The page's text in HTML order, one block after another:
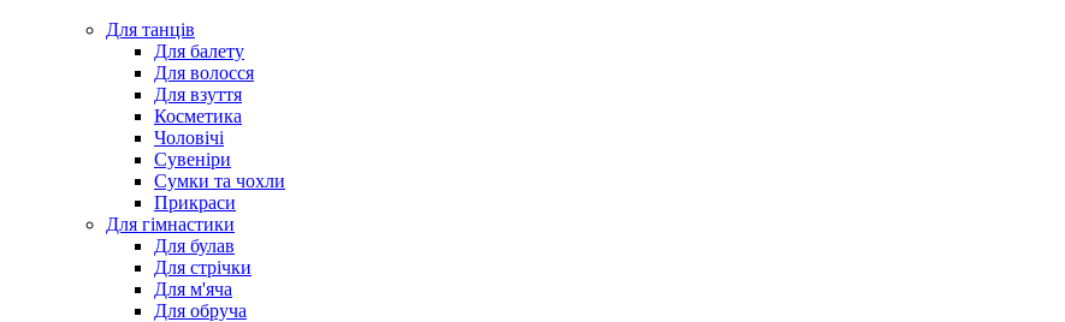
Для танців
Для балету
Для волосся
Для взуття
Косметика
Чоловічі
Сувеніри
Сумки та чохли
Прикраси
Для гімнастики
Для булав
Для стрічки
Для м'яча
Для обруча